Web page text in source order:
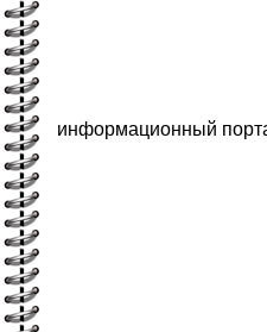
информационный